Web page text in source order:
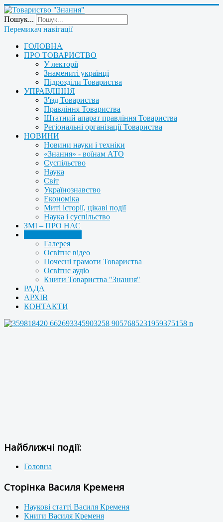
Пошук...
Перемикач навігації
ГОЛОВНА
ПРО ТОВАРИСТВО
У лекторії
Знамениті українці
Підрозділи Товариства
УПРАВЛІННЯ
З'їзд Товариства
Правління Товариства
Штатний апарат правління Товариства
Регіональні організації Товариства
НОВИНИ
Новини науки і техніки
«Знання» - воїнам АТО
Суспільство
Наука
Світ
Українознавство
Економіка
Миті історії, цікаві події
Наука і суспільство
ЗМІ – ПРО НАС
Галерея
Освітнє відео
Почесні грамоти Товариства
Освітнє аудіо
Книги Товариства "Знання"
РАДА
АРХІВ
КОНТАКТИ
Найближчі події:
Головна
Сторінка Василя Кременя
Наукові статті Василя Кременя
Книги Василя Кременя